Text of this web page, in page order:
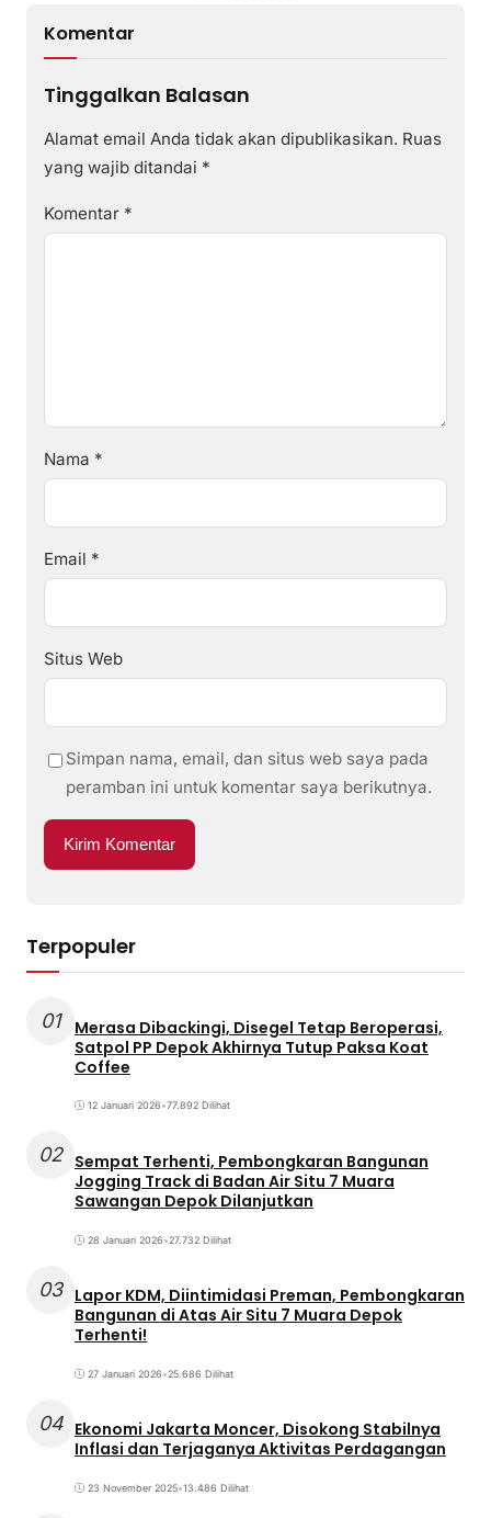
Komentar
Tinggalkan Balasan
Alamat email Anda tidak akan dipublikasikan. Ruas
yang wajib ditandai *
Komentar *
Nama *
Email *
Situs Web
Simpan nama, email, dan situs web saya pada
peramban ini untuk komentar saya berikutnya.
Terpopuler
01
Merasa Dibackingi, Disegel Tetap Beroperasi,
Satpol PP Depok Akhirnya Tutup Paksa Koat
Coffee
12 Januari 2026•77.892 Dilihat
02 Sempat Terhenti, Pembongkaran Bangunan
Jogging Track di Badan Air Situ 7 Muara
Sawangan Depok Dilanjutkan
28 Januari 2026•27.732 Dilihat
03 Lapor KDM, Diintimidasi Preman, Pembongkaran
Bangunan di Atas Air Situ 7 Muara Depok
Terhenti!
27 Januari 2026•25.686 Dilihat
04 Ekonomi Jakarta Moncer, Disokong Stabilnya
Inflasi dan Terjaganya Aktivitas Perdagangan
23 November 2025•13.486 Dilihat